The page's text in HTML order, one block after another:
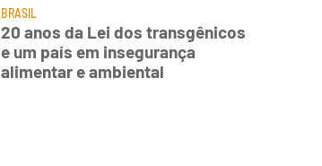
BRASIL
20 anos da Lei dos transgênicos
e um país em insegurança
alimentar e ambiental